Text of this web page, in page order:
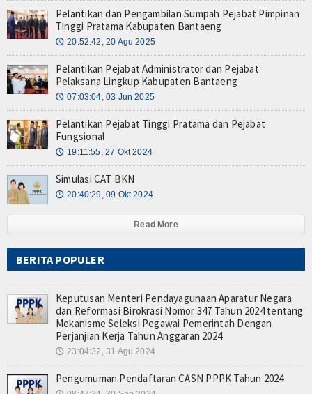
Layanan SSO SMART ASN (eSeruni)
Logo eSeruni
Cari Data ASN - PNS
Cari Data PPPK
Cari Data Honorer / Non ASN
Infografis Data ASN
IPM Bantaeng Tahun 2023
Data ASN - 2023 (BPS)
Data ASN Ulang Tahun
Pelantikan dan Pengambilan Sumpah Pejabat Pimpinan
Tinggi Pratama Kabupaten Bantaeng
🕔 20:52:42, 20 Agu 2025
Pelantikan Pejabat Administrator dan Pejabat
Pelaksana Lingkup Kabupaten Bantaeng
🕔 07:03:04, 03 Jun 2025
Pelantikan Pejabat Tinggi Pratama dan Pejabat
Fungsional
🕔 19:11:55, 27 Okt 2024
Simulasi CAT BKN
🕔 20:40:29, 09 Okt 2024
Read More
BERITA POPULER
Keputusan Menteri Pendayagunaan Aparatur Negara
dan Reformasi Birokrasi Nomor 347 Tahun 2024 tentang
Mekanisme Seleksi Pegawai Pemerintah Dengan
Perjanjian Kerja Tahun Anggaran 2024
🕔 23:04:32, 31 Agu 2024
Pengumuman Pendaftaran CASN PPPK Tahun 2024